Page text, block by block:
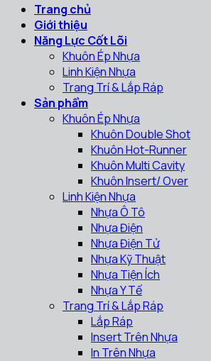
Trang chủ
Giới thiệu
Năng Lực Cốt Lõi
Khuôn Ép Nhựa
Linh Kiện Nhựa
Trang Trí & Lắp Ráp
Sản phẩm
Khuôn Ép Nhựa
Khuôn Double Shot
Khuôn Hot-Runner
Khuôn Multi Cavity
Khuôn Insert/ Over
Linh Kiện Nhựa
Nhựa Ô Tô
Nhựa Điện
Nhựa Điện Tử
Nhựa Kỹ Thuật
Nhựa Tiện Ích
Nhựa Y Tế
Trang Trí & Lắp Ráp
Lắp Ráp
Insert Trên Nhựa
In Trên Nhựa